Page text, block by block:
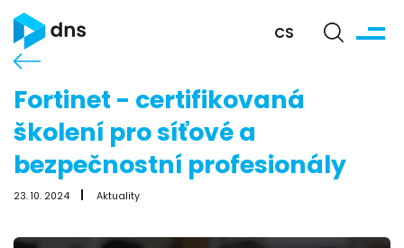
CS
Fortinet - certifikovaná
školení pro síťové a
bezpečnostní profesionály
23. 10. 2024 Aktuality